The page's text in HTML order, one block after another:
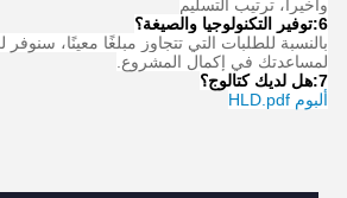
وأخيرا، ترتيب التسليم
6: توفير التكنولوجيا والصيغة؟
بالنسبة للطلبات التي تتجاوز مبلغًا معينًا، سنوفر
لمساعدتك في إكمال المشروع.
7: هل لديك كتالوج؟
ألبوم HLD.pdf